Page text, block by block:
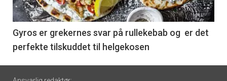
-
6
Gyros er grekernes svar på rullekebab og er det
perfekte tilskuddet til helgekosen
Footer